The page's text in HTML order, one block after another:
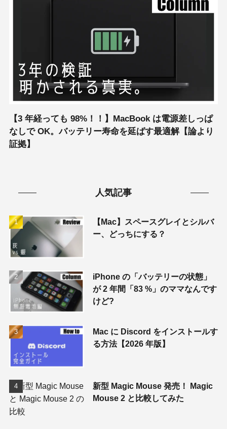
【3 年経っても 98%！！】MacBook は電源差しっぱ
なしで OK。バッテリー寿命を延ばす最適解【論より
証拠】
人気記事
【Mac】スペースグレイとシルバ
ー、どっちにする？
iPhone の「バッテリーの状態」
が 2 年間「83 %」のママなんです
けど?
Mac に Discord をインストールす
る方法【2026 年版】
新型 Magic Mouse 発売！ Magic
Mouse 2 と比較してみた